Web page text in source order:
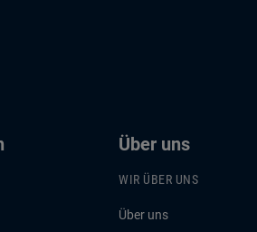
Über uns
WIR ÜBER UNS
Über uns